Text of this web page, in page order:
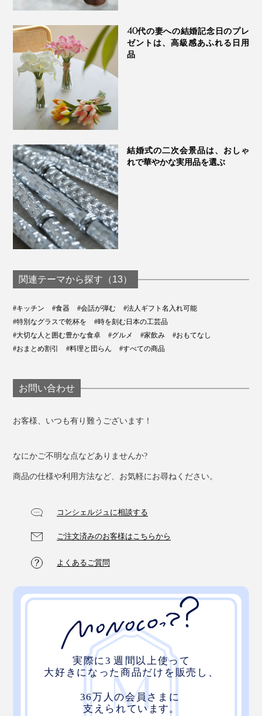
40代の妻への結婚記念日のプレ
ゼントは、高級感あふれる日用
品
結婚式の二次会景品は、おしゃ
れで華やかな実用品を選ぶ
関連テーマから探す（13）
#キッチン #食器 #会話が弾む
#法人ギフト名入れ可能
#特別なグラスで乾杯を
#時を刻む日本の工芸品
#大切な人と囲む豊かな食卓
#グルメ #家飲み
#おもてなし
#おまとめ割引
#料理と団らん #すべての商品
お問い合わせ
お客様、いつも有り難うございます！
なにかご不明な点などありませんか?
商品の仕様や利用方法など、お気軽にお尋ねください。
コンシェルジュに相談する
ご注文済みのお客様はこちらから
よくあるご質問